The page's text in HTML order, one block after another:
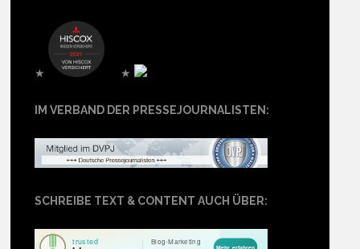
★ ★
IM VERBAND DER PRESSEJOURNALISTEN:
SCHREIBE TEXT & CONTENT AUCH ÜBER: